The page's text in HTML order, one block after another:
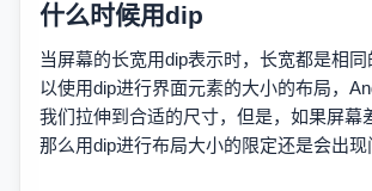
什么时候用dip
当屏幕的长宽用dip表示时，长宽都是相
以使用dip进行界面元素的大小的布局，
我们拉伸到合适的尺寸，但是，如果屏幕
那么用dip进行布局大小的限定还是会出现